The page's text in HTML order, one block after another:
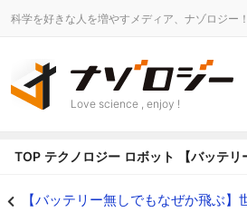
科学を好きな人を増やすメディア、ナゾロジー！
Love science , enjoy !
TOP テクノロジー ロボット 【バッテ
【バッテリー無しでもなぜか飛ぶ